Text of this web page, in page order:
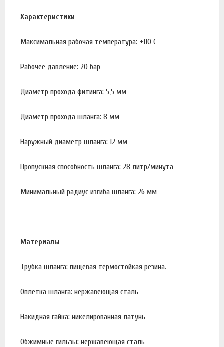
Характеристики
Максимальная рабочая температура: +110 С
Рабочее давление: 20 бар
Диаметр прохода фитинга: 5,5 мм
Диаметр прохода шланга: 8 мм
Наружный диаметр шланга: 12 мм
Пропускная способность шланга: 28 литр/минута
Минимальный радиус изгиба шланга: 26 мм
Материалы
Трубка шланга: пищевая термостойкая резина.
Оплетка шланга: нержавеющая сталь
Накидная гайка: никелированная латунь
Обжимные гильзы: нержавеющая сталь